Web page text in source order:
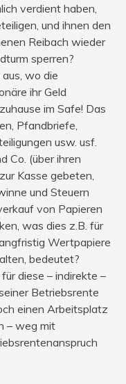
verdient haben,
und ihnen den
Reibach wieder
sperren?
wo die
ihr Geld
im Safe! Das
Pfandbriefe,
usw. usf.
Co. (über ihren
Kasse gebeten,
und Steuern
von Papieren
was dies z.B. für
Wertpapiere
bedeutet?
diese – indirekte –
Betriebsrente
einen Arbeitsplatz
– weg mit